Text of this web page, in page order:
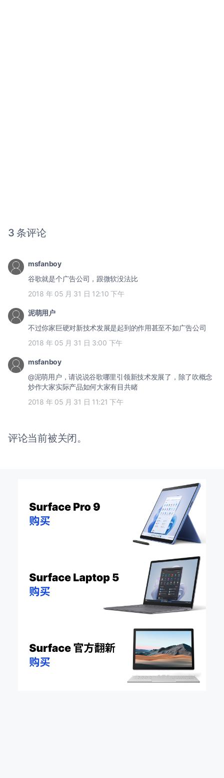
3 条评论
msfanboy
谷歌就是个广告公司，跟微软没法比
2018 年 05 月 31 日 12:10 下午
泥萌用户
不过你家巨硬对新技术发展是起到的作用甚至不如广告公司
2018 年 05 月 31 日 3:00 下午
msfanboy
@泥萌用户，请说说谷歌哪里引领新技术发展了，除了吹概念
炒作大家实际产品如何大家有目共睹
2018 年 05 月 31 日 11:21 下午
评论当前被关闭。